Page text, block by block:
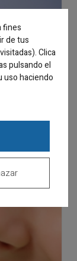
fines
de tus
Clica
pulsando el
uso haciendo